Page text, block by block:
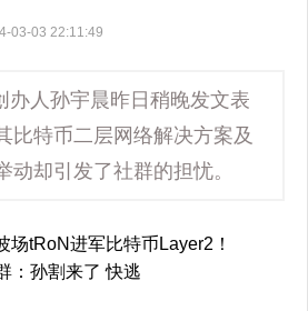
03-03 22:11:49
办人孙宇晨昨日稍晚发文表
比特币二层网络解决方案及
动却引发了社群的担忧。